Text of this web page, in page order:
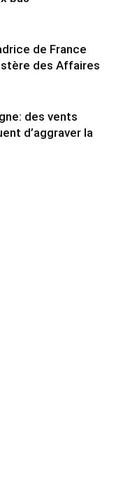
de France
des Affaires
des vents
d’aggraver la